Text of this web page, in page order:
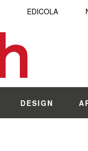
EDICOLA
DESIGN